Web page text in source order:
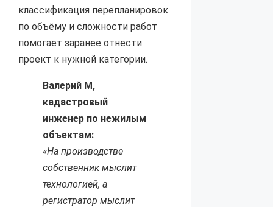
классификация перепланировок
по объёму и сложности работ
помогает заранее отнести
проект к нужной категории.
Валерий М,
кадастровый
инженер по нежилым
объектам:
«На производстве
собственник мыслит
технологией, а
регистратор мыслит